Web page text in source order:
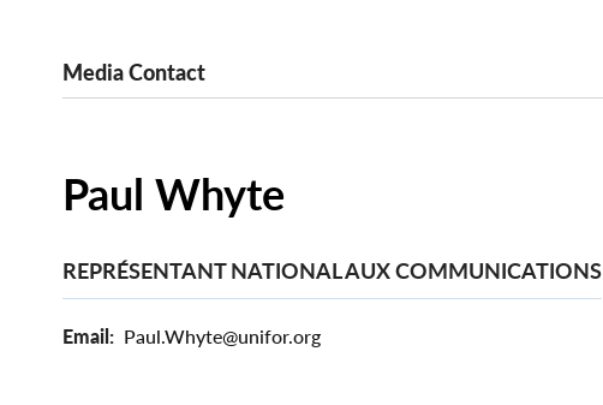
Media Contact
Paul Whyte
REPRÉSENTANT NATIONAL AUX COMMUNICATIONS
Email Paul.Whyte@unifor.org